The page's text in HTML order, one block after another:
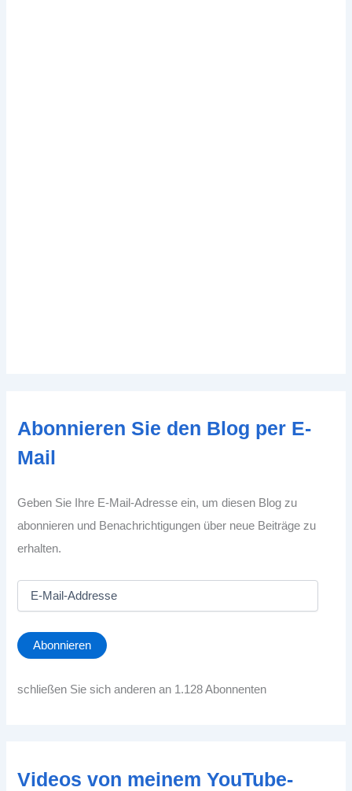
Abonnieren Sie den Blog per E-
Mail
Geben Sie Ihre E-Mail-Adresse ein, um diesen Blog zu
abonnieren und Benachrichtigungen über neue Beiträge zu
erhalten.
a
i
A
s
Abonnieren
schließen Sie sich anderen an 1.128 Abonnenten
Videos von meinem YouTube-